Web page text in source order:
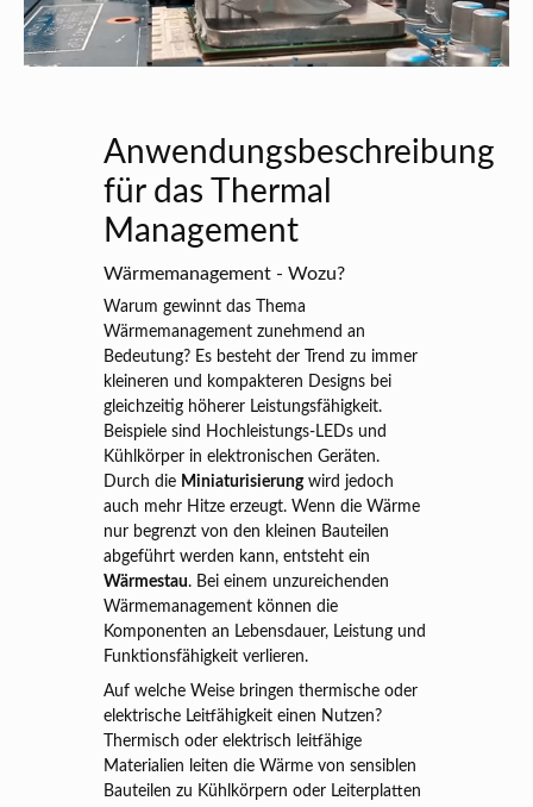
Anwendungsbeschreibung
für das Thermal
Management
Wärmemanagement - Wozu?
Warum gewinnt das Thema
Wärmemanagement zunehmend an
Bedeutung? Es besteht der Trend zu immer
kleineren und kompakteren Designs bei
gleichzeitig höherer Leistungsfähigkeit.
Beispiele sind Hochleistungs-LEDs und
Kühlkörper in elektronischen Geräten.
Durch die Miniaturisierungwird jedoch
auch mehr Hitze erzeugt. Wenn die Wärme
nur begrenzt von den kleinen Bauteilen
abgeführt werden kann, entsteht ein
Wärmestau. Bei einem unzureichenden
Wärmemanagement können die
Komponenten an Lebensdauer, Leistung und
Funktionsfähigkeit verlieren.
Auf welche Weise bringen thermische oder
elektrische Leitfähigkeit einen Nutzen?
Thermisch oder elektrisch leitfähige
Materialien leiten die Wärme von sensiblen
Bauteilen zu Kühlkörpern oder Leiterplatten